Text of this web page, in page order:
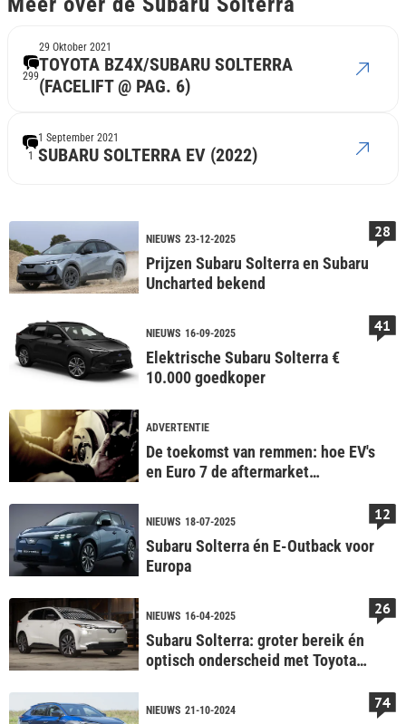
299
TOYOTA BZ4X/SUBARU SOLTERRA
(FACELIFT @ PAG. 6)
29 Oktober 2021
1 SUBARU SOLTERRA EV (2022)
1 September 2021
NIEUWS 23-12-2025
Prijzen Subaru Solterra en Subaru
Uncharted bekend
28
NIEUWS 16-09-2025
Elektrische Subaru Solterra €
10.000 goedkoper
41
ADVERTENTIE
De toekomst van remmen: hoe EV's
en Euro 7 de aftermarket
NIEUWS 18-07-2025
Subaru Solterra én E-Outback voor
Europa
12
NIEUWS 16-04-2025
Subaru Solterra: groter bereik én
optisch onderscheid met Toyota
26
NIEUWS 21-10-2024 74